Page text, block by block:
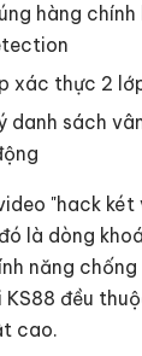
hàng
xác thực 2
danh sách
"hack
là dòng
năng
đều
cao.